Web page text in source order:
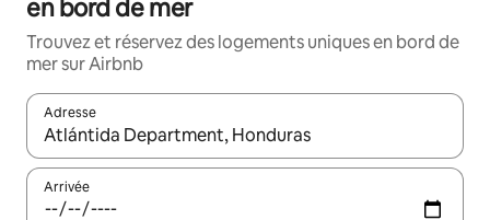
en bord de mer
Trouvez et réservez des logements uniques en bord de
mer sur Airbnb
Adresse
Lorsque les résultats s'affichent, utilisez les flèches vers le
Arrivée